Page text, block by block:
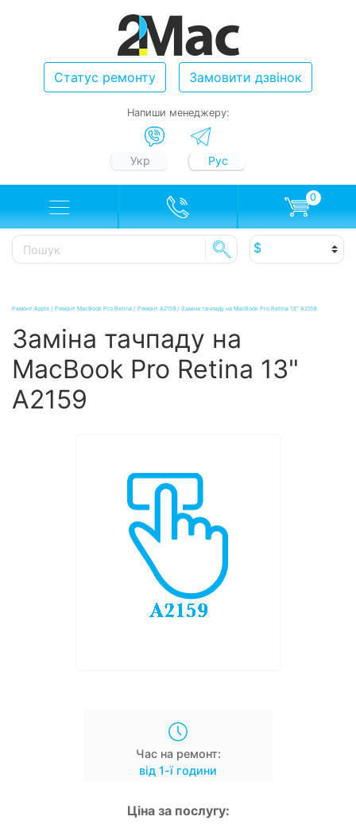
Статус ремонту Замовити дзвінок
Напиши менеджеру:
Укр Рус
0
Ремонт Apple / Ремонт MacBook Pro Retina / Ремонт A2159 / Заміна тачпаду на MacBook Pro Retina 13" A2159
Заміна тачпаду на
MacBook Pro Retina 13"
A2159
Час на ремонт:
від 1-ї години
Ціна за послугу: